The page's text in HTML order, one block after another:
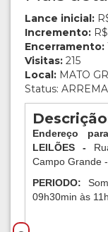
Lance inicial:
Incremento:
Encerramento:
Visitas: 215
Local: MATO
Status:
Endereço
LEILÕES -
Campo Grande
PERIODO:
09h30min às